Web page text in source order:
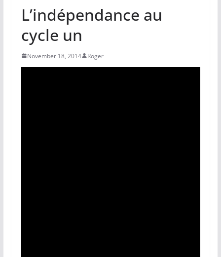
L’indépendance au
cycle un
November 18, 2014 Roger